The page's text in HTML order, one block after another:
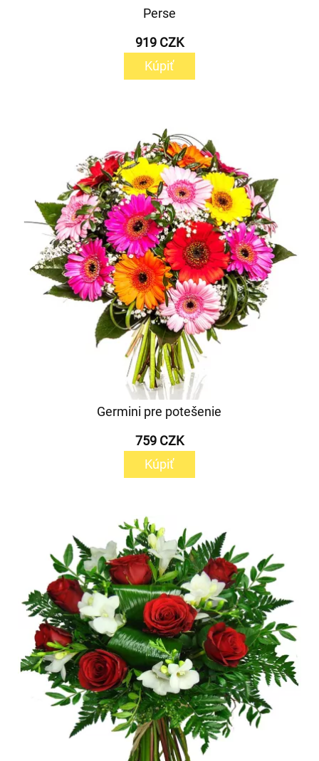
Perse
919 CZK
Kúpiť
Germini pre potešenie
759 CZK
Kúpiť